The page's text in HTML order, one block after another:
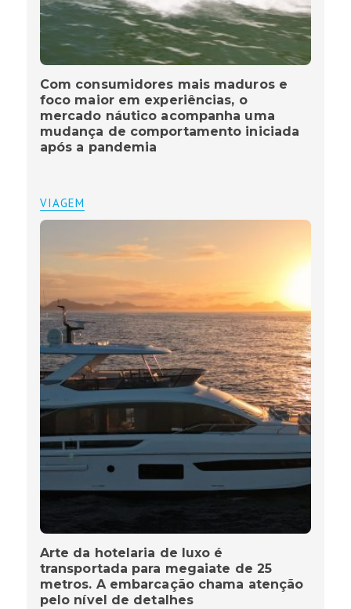
Com consumidores mais maduros e
foco maior em experiências, o
mercado náutico acompanha uma
mudança de comportamento iniciada
após a pandemia
VIAGEM
Arte da hotelaria de luxo é
transportada para megaiate de 25
metros. A embarcação chama atenção
pelo nível de detalhes